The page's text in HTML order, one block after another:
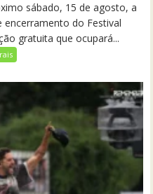
sábado, 15 de agosto, a
encerramento do Festival
gratuita que ocupará...